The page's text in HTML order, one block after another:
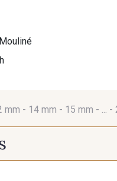
mm - 14 mm - 15 mm - ... -